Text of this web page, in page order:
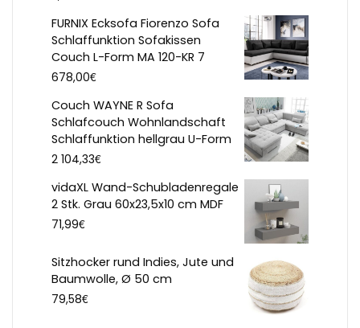
FURNIX Ecksofa Fiorenzo Sofa
Schlaffunktion Sofakissen
Couch L-Form MA 120-KR 7
678,00€
Couch WAYNE R Sofa
Schlafcouch Wohnlandschaft
Schlaffunktion hellgrau U-Form
2 104,33€
vidaXL Wand-Schubladenregale
2 Stk. Grau 60x23,5x10 cm MDF
71,99€
Sitzhocker rund Indies, Jute und
Baumwolle, Ø 50 cm
79,58€